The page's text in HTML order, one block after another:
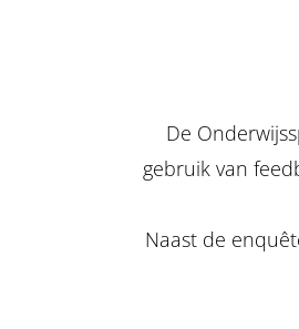
De
gebruik van
Naast de